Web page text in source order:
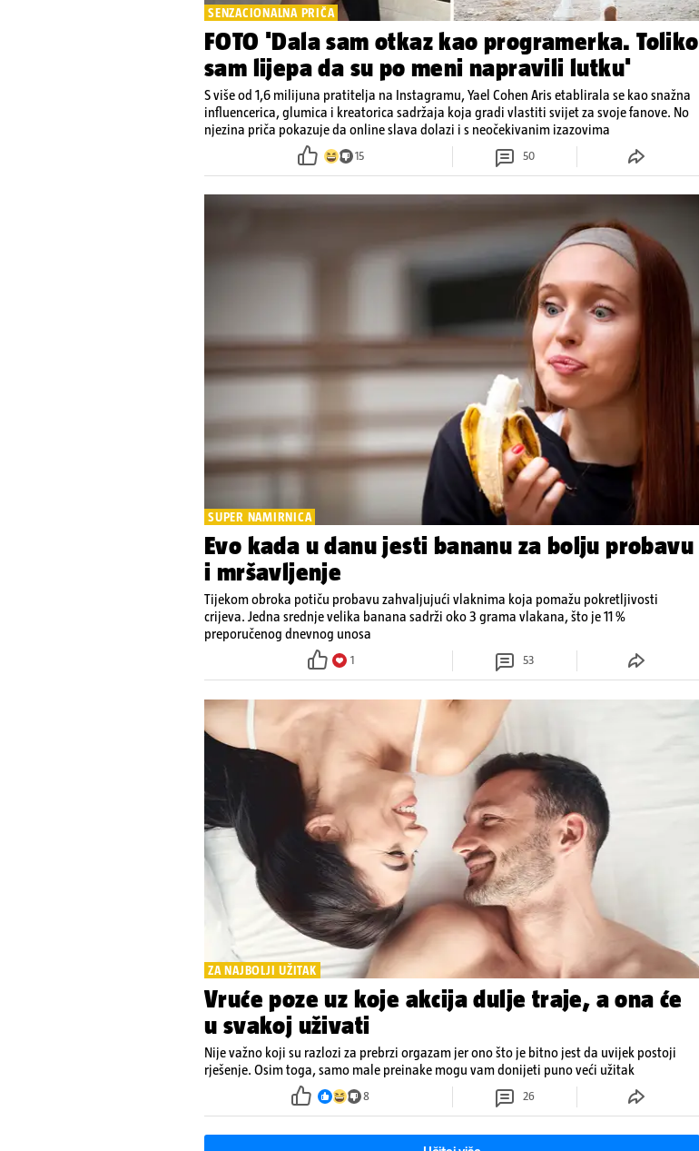
SENZACIONALNA PRIČA
FOTO 'Dala sam otkaz kao programerka. Toliko
sam lijepa da su po meni napravili lutku'
S više od 1,6 milijuna pratitelja na Instagramu, Yael Cohen Aris etablirala se kao snažna
influencerica, glumica i kreatorica sadržaja koja gradi vlastiti svijet za svoje fanove. No
njezina priča pokazuje da online slava dolazi i s neočekivanim izazovima
15 50
SUPER NAMIRNICA
Evo kada u danu jesti bananu za bolju probavu
i mršavljenje
Tijekom obroka potiču probavu zahvaljujući vlaknima koja pomažu pokretljivosti
crijeva. Jedna srednje velika banana sadrži oko 3 grama vlakana, što je 11 %
preporučenog dnevnog unosa
1 53
ZA NAJBOLJI UŽITAK
Vruće poze uz koje akcija dulje traje, a ona će
u svakoj uživati
Nije važno koji su razlozi za prebrzi orgazam jer ono što je bitno jest da uvijek postoji
rješenje. Osim toga, samo male preinake mogu vam donijeti puno veći užitak
8 26